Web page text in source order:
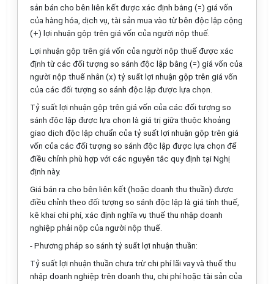
sản bán cho bên liên kết được xác định bằng (=) giá vốn
của hàng hóa, dịch vụ, tài sản mua vào từ bên độc lập cộng
(+) lợi nhuận gộp trên giá vốn của người nộp thuế.
Lợi nhuận gộp trên giá vốn của người nộp thuế được xác
định từ các đối tượng so sánh độc lập bằng (=) giá vốn của
người nộp thuế nhân (x) tỷ suất lợi nhuận gộp trên giá vốn
của các đối tượng so sánh độc lập được lựa chọn.
Tỷ suất lợi nhuận gộp trên giá vốn của các đối tượng so
sánh độc lập được lựa chọn là giá trị giữa thuộc khoảng
giao dịch độc lập chuẩn của tỷ suất lợi nhuận gộp trên giá
vốn của các đối tượng so sánh độc lập được lựa chọn để
điều chỉnh phù hợp với các nguyên tắc quy định tại Nghị
định này.
Giá bán ra cho bên liên kết (hoặc doanh thu thuần) được
điều chỉnh theo đối tượng so sánh độc ập là giá tính thuế,
kê khai chi phí, xác định nghĩa vụ thuế thu nhập doanh
nghiệp phải nộp của người nộp thuế.
- Phương pháp so sánh tỷ suất lợi nhuận thuần:
Tỷ suất lợi nhuận thuần chưa trừ chi phí lãi vay và thuế thu
nhập doanh nghiệp trên doanh thu, chi phí hoặc tài sản của